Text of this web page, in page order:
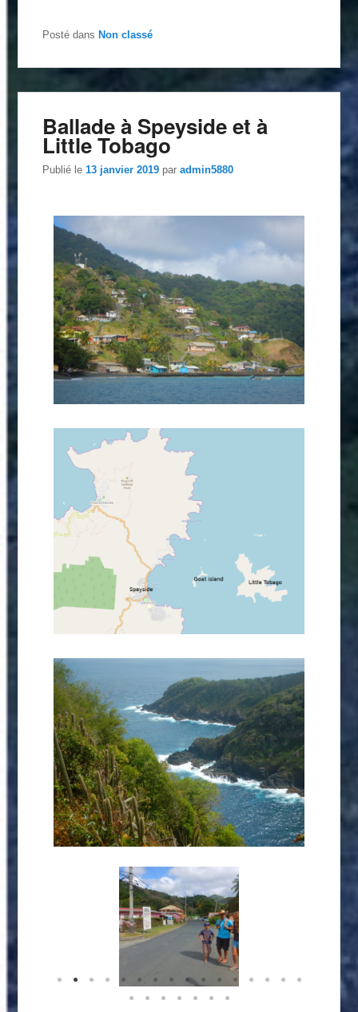
Posté dans Non classé
Ballade à Speyside et à
Little Tobago
Publié le13 janvier 2019 paradmin5880